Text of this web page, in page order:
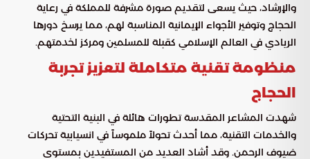
والإرشاد، حيث يسعى لتقديم صورة مشرفة للمملكة في رعاية
الحجاج وتوفير الأجواء الإيمانية المناسبة لهم، مما يرسخ دورها
الريادي في العالم الإسلامي كقبلة للمسلمين ومركز لخدمتهم.
منظومة تقنية متكاملة لتعزيز تجربة
الحجاج
شهدت المشاعر المقدسة تطورات هائلة في البنية التحتية
والخدمات التقنية، مما أحدث تحولاً ملموساً في انسيابية تحركات
ضيوف الرحمن. وقد أشاد العديد من المستفيدين بمستوى